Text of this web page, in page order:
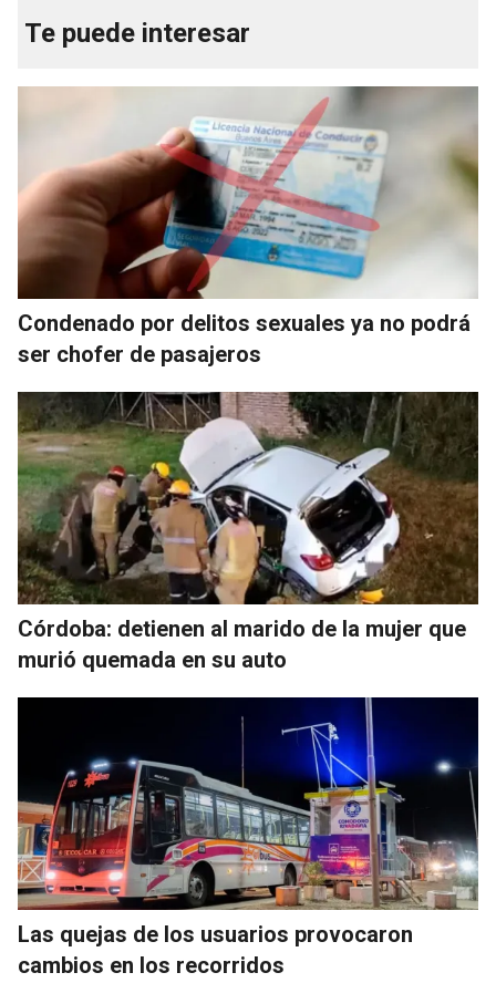
Te puede interesar
Condenado por delitos sexuales ya no podrá
ser chofer de pasajeros
Córdoba: detienen al marido de la mujer que
murió quemada en su auto
Las quejas de los usuarios provocaron
cambios en los recorridos